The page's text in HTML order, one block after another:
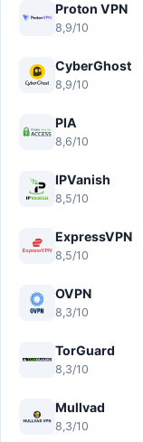
Proton VPN
8,9/10
CyberGhost
8,9/10
PIA
8,6/10
IPVanish
8,5/10
ExpressVPN
8,5/10
OVPN
8,3/10
TorGuard
8,3/10
Mullvad
8,3/10